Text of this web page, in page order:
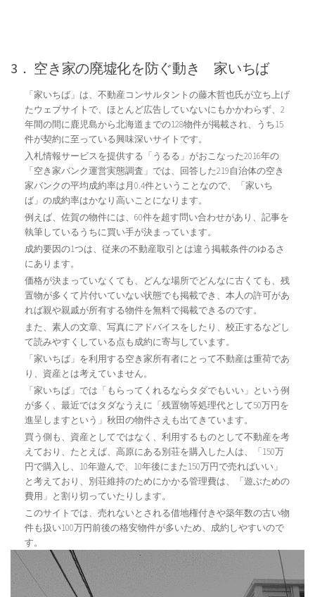
3． 空き家の廃墟化を防ぐ動き 家いちば
「家いちば」は、不動産コンサルタントの藤木哲也氏が立ち上げ
たウェブサイトで、ほとんど広告していないにもかかわらず、2
年間の間に鹿児島から北海道までの128物件が掲載され、うち15
件が契約に至っている興味深いサイトです。
入札情報サービスを提供する「うるる」がおこなった2016年の
「空き家バンク運営実態調査」では、回答した219自治体の空き
家バンクの平均成約率は月0.4件ということなので、「家いち
ば」の成約率はかなり高いことになります。
例えば、佐賀の物件には、60件を超す問い合わせがあり、記事を
執筆しているうちに買い手が決まっています。
成約要因の1つは、従来の不動産取引とは違う掲載条件のゆるさ
にあります。
価格が決まっていなくても、どんな場所でどんなに古くても、残
置物が多くて片付いていない状態でも掲載でき、本人の許可があ
れば親や親戚が所有する物件を無料で掲載できるのです。
また、素人の文章、写真にアドバイスをしたり、校正するなどし
て読みやすくしている点も成約に寄与しています。
「家いちば」を利用する空き家所有者にとって不動産は重荷であ
り、資産とは考えていません。
「家いちば」では「もらってくれるならタダでもいい」という例
が多く、最近ではタダなうえに「残置物等処理代として50万円を
進呈しますという」秋田の物件さえも出てきています。
買う側も、資産としてではなく、利用するものとして不動産を考
えており、たとえば、高原にある別荘を購入した人は、「150万
円で購入し、10年遊んで、10年後にまた150万円で売ればいい」
と考えており、別荘維持のためにかかる管理費は、「遊ぶための
費用」と割り切っていたりします。
このサイトでは、売れないとされる借地権付きや築年数の古い物
件も扱い100万円前後の格安物件が多いため、成約しやすいので
す。